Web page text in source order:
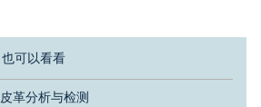
也可以看看
皮革分析与检测